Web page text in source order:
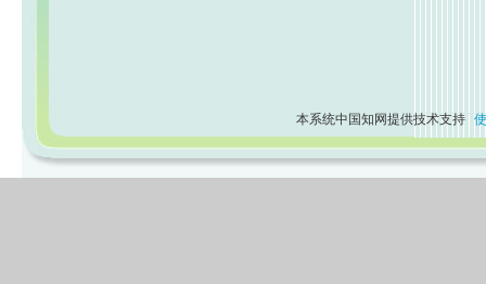
本系统中国知网提供技术支持